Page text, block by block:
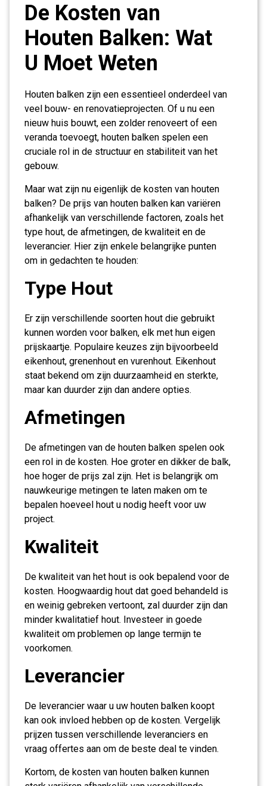
De Kosten van
Houten Balken: Wat
U Moet Weten
Houten balken zijn een essentieel onderdeel van
veel bouw- en renovatieprojecten. Of u nu een
nieuw huis bouwt, een zolder renoveert of een
veranda toevoegt, houten balken spelen een
cruciale rol in de structuur en stabiliteit van het
gebouw.
Maar wat zijn nu eigenlijk de kosten van houten
balken? De prijs van houten balken kan variëren
afhankelijk van verschillende factoren, zoals het
type hout, de afmetingen, de kwaliteit en de
leverancier. Hier zijn enkele belangrijke punten
om in gedachten te houden:
Type Hout
Er zijn verschillende soorten hout die gebruikt
kunnen worden voor balken, elk met hun eigen
prijskaartje. Populaire keuzes zijn bijvoorbeeld
eikenhout, grenenhout en vurenhout. Eikenhout
staat bekend om zijn duurzaamheid en sterkte,
maar kan duurder zijn dan andere opties.
Afmetingen
De afmetingen van de houten balken spelen ook
een rol in de kosten. Hoe groter en dikker de balk,
hoe hoger de prijs zal zijn. Het is belangrijk om
nauwkeurige metingen te laten maken om te
bepalen hoeveel hout u nodig heeft voor uw
project.
Kwaliteit
De kwaliteit van het hout is ook bepalend voor de
kosten. Hoogwaardig hout dat goed behandeld is
en weinig gebreken vertoont, zal duurder zijn dan
minder kwalitatief hout. Investeer in goede
kwaliteit om problemen op lange termijn te
voorkomen.
Leverancier
De leverancier waar u uw houten balken koopt
kan ook invloed hebben op de kosten. Vergelijk
prijzen tussen verschillende leveranciers en
vraag offertes aan om de beste deal te vinden.
Kortom, de kosten van houten balken kunnen